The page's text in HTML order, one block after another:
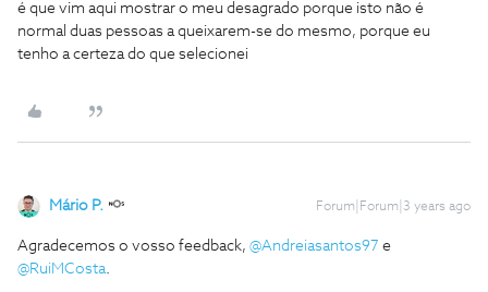
é que vim aqui mostrar o meu desagrado porque isto não é
normal duas pessoas a queixarem-se do mesmo, porque eu
tenho a certeza do que selecionei
Mário P. Forum|Forum|3 years ago
Agradecemos o vosso feedback, @Andreiasantos97 e
@RuiMCosta.